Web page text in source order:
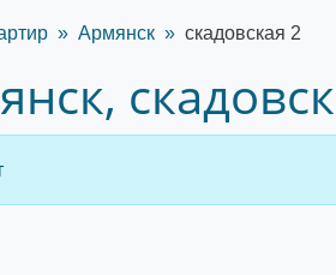
Армянск скадовская 2